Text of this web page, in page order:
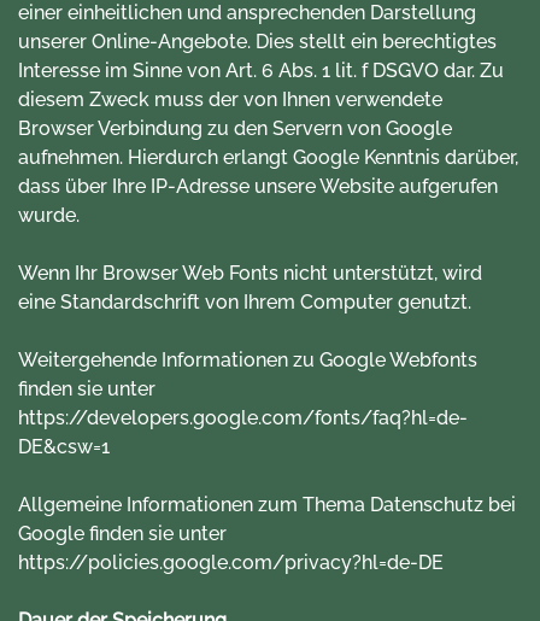
einer einheitlichen und ansprechenden Darstellung
unserer Online-Angebote. Dies stellt ein berechtigtes
Interesse im Sinne von Art. 6 Abs. 1 lit. f DSGVO dar. Zu
diesem Zweck muss der von Ihnen verwendete
Browser Verbindung zu den Servern von Google
aufnehmen. Hierdurch erlangt Google Kenntnis darüber,
dass über Ihre IP-Adresse unsere Website aufgerufen
wurde.
Wenn Ihr Browser Web Fonts nicht unterstützt, wird
eine Standardschrift von Ihrem Computer genutzt.
Weitergehende Informationen zu Google Webfonts
finden sie unter
https://developers.google.com/fonts/faq?hl=de-
DE&csw=1
Allgemeine Informationen zum Thema Datenschutz bei
Google finden sie unter
https://policies.google.com/privacy?hl=de-DE